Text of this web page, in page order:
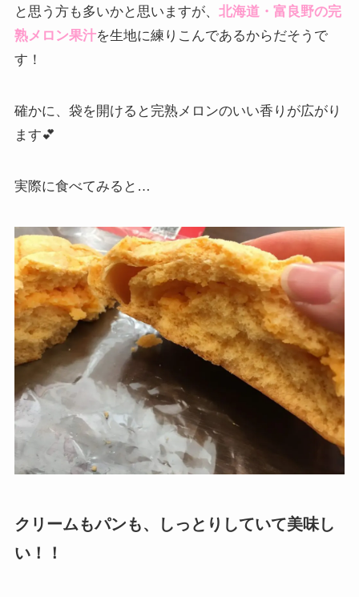
と思う方も多いかと思いますが、 北海道・富良野の完
熟メロン果汁を生地に練りこんであるからだそうで
す！
確かに、袋を開けると完熟メロンのいい香りが広がり
ます💕
実際に食べてみると…
クリームもパンも、しっとりしていて美味し
い！！